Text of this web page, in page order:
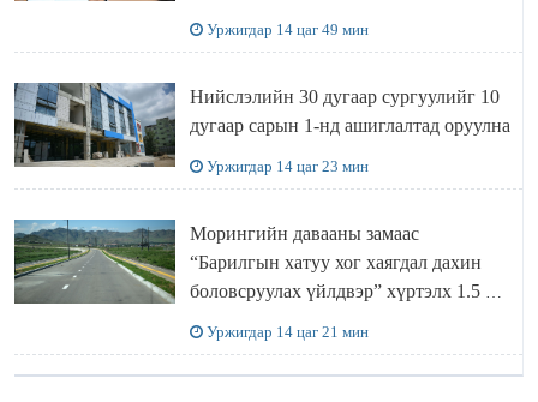
Уржигдар 14 цаг 49 мин
Нийслэлийн 30 дугаар сургуулийг 10
дугаар сарын 1-нд ашиглалтад оруулна
Уржигдар 14 цаг 23 мин
Морингийн давааны замаас
“Барилгын хатуу хог хаягдал дахин
боловсруулах үйлдвэр” хүртэлх 1.5 км
Уржигдар 14 цаг 21 мин